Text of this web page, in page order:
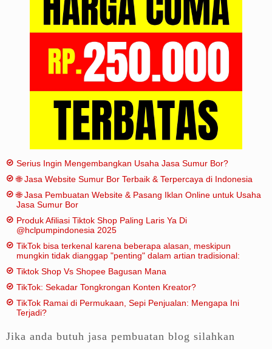
Serius Ingin Mengembangkan Usaha Jasa Sumur Bor?
🌐 Jasa Website Sumur Bor Terbaik & Terpercaya di Indonesia
🌐 Jasa Pembuatan Website & Pasang Iklan Online untuk Usaha
Jasa Sumur Bor
Produk Afiliasi Tiktok Shop Paling Laris Ya Di
@hclpumpindonesia 2025
TikTok bisa terkenal karena beberapa alasan, meskipun
mungkin tidak dianggap "penting" dalam artian tradisional:
Tiktok Shop Vs Shopee Bagusan Mana
TikTok: Sekadar Tongkrongan Konten Kreator?
TikTok Ramai di Permukaan, Sepi Penjualan: Mengapa Ini
Terjadi?
Jika anda butuh jasa pembuatan blog silahkan
Sitemap